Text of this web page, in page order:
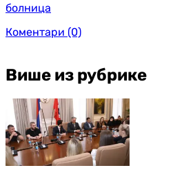
болница
Коментари (0)
Више из рубрике